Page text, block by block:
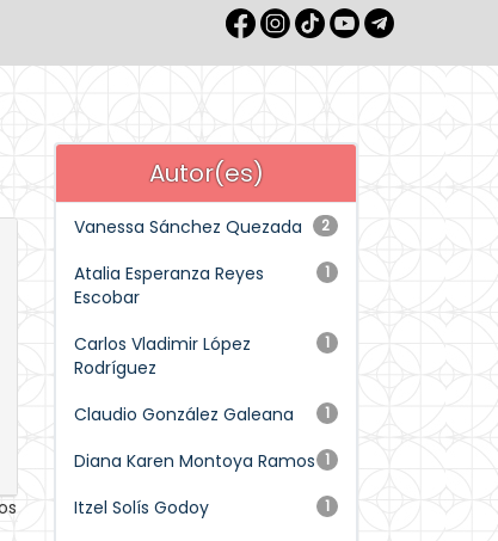
Autor(es)
2
Vanessa Sánchez Quezada
1
Atalia Esperanza Reyes
Escobar
1
Carlos Vladimir López
Rodríguez
1
Claudio González Galeana
1
Diana Karen Montoya Ramos
1
Itzel Solís Godoy